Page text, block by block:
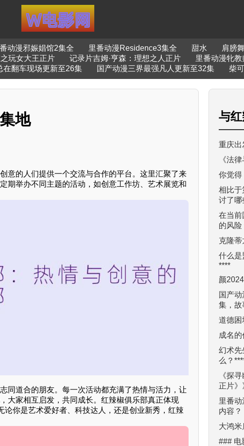
动漫邪娠娼馆2集全 里番动漫Residence3集全 甜水 肩膀
玩女大王正片 记录片吉姆·亨森：理想之人正片 里番动漫牝
在翻车现场更新至26集 国产动漫三界最强凡人更新至32集 柴
地
意的人们提供一个交流与合作的平台。这里汇聚了来
期举办不同主题的活动，如创意工作坊、艺术展览和
同道合的朋友。每一次活动都充满了热情与活力，让
大家相互启发，共同成长。红辣椒俱乐部真正体现
论你是艺术爱好者、科技达人，还是创业新秀，红辣
与
重庆出
《法
你觉得
相比于
讨了哪
在当前
的风险
克隆蒂
什么是
****
颜
国产
集，故
道德困
成名
幻术先
么？
《探
正片》
里番
内容？
大鸿
### 电